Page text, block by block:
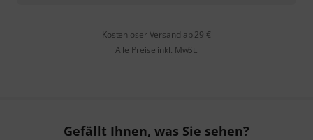
Kostenloser Versand ab 29 €
Alle Preise inkl. MwSt.
Gefällt Ihnen, was Sie sehen?